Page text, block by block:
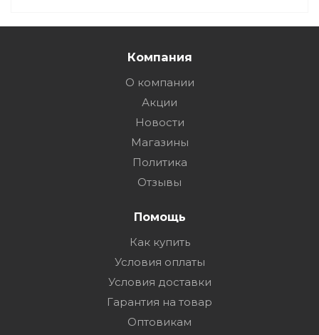
Компания
О компании
Акции
Новости
Магазины
Политика
Отзывы
Помощь
Как купить
Условия оплаты
Условия доставки
Гарантия на товар
Оптовикам